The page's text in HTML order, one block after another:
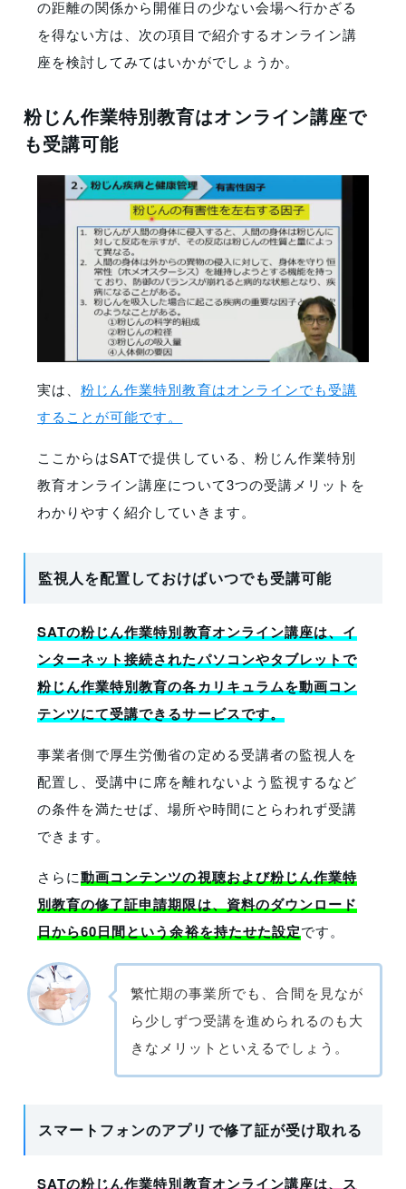
の距離の関係から開催日の少ない会場へ行かざる
を得ない方は、次の項目で紹介するオンライン講
座を検討してみてはいかがでしょうか。
粉じん作業特別教育はオンライン講座で
も受講可能
実は、粉じん作業特別教育はオンラインでも受講
することが可能です。
ここからはSATで提供している、粉じん作業特別
教育オンライン講座について3つの受講メリットを
わかりやすく紹介していきます。
監視人を配置しておけばいつでも受講可能
SATの粉じん作業特別教育オンライン講座は、イ
ンターネット接続されたパソコンやタブレットで
粉じん作業特別教育の各カリキュラムを動画コン
テンツにて受講できるサービスです。
事業者側で厚生労働省の定める受講者の監視人を
配置し、受講中に席を離れないよう監視するなど
の条件を満たせば、場所や時間にとらわれず受講
できます。
さらに動画コンテンツの視聴および粉じん作業特
別教育の修了証申請期限は、資料のダウンロード
日から60日間という余裕を持たせた設定です。
繁忙期の事業所でも、合間を見なが
ら少しずつ受講を進められるのも大
きなメリットといえるでしょう。
スマートフォンのアプリで修了証が受け取れる
SATの粉じん作業特別教育オンライン講座は、ス